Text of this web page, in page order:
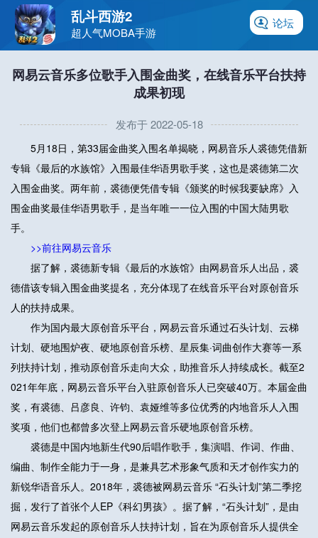
论坛
乱斗西游2
超人气MOBA手游
网易云音乐多位歌手入围金曲奖，在线音乐平台扶持
成果初现
发布于 2022-05-18
5月18日，第33届金曲奖入围名单揭晓，网易音乐人裘德凭借新
专辑《最后的水族馆》入围最佳华语男歌手奖，这也是裘德第二次
入围金曲奖。两年前，裘德便凭借专辑《颁奖的时候我要缺席》入
围金曲奖最佳华语男歌手，是当年唯一一位入围的中国大陆男歌
手。
>>前往网易云音乐
据了解，裘德新专辑《最后的水族馆》由网易音乐人出品，裘
德借该专辑入围金曲奖提名，充分体现了在线音乐平台对原创音乐
人的扶持成果。
作为国内最大原创音乐平台，网易云音乐通过石头计划、云梯
计划、硬地围炉夜、硬地原创音乐榜、星辰集·词曲创作大赛等一系
列扶持计划，推动原创音乐走向大众，助推音乐人持续成长。截至2
021年年底，网易云音乐平台入驻原创音乐人已突破40万。本届金曲
奖，有裘德、吕彦良、许钧、袁娅维等多位优秀的内地音乐人入围
奖项，他们也都曾多次登上网易云音乐硬地原创音乐榜。
裘德是中国内地新生代90后唱作歌手，集演唱、作词、作曲、
编曲、制作全能力于一身，是兼具艺术形象气质和天才创作实力的
新锐华语音乐人。2018年，裘德被网易云音乐 “石头计划”第二季挖
掘，发行了首张个人EP《科幻男孩》。据了解，“石头计划”，是由
网易云音乐发起的原创音乐人扶持计划，旨在为原创音乐人提供全